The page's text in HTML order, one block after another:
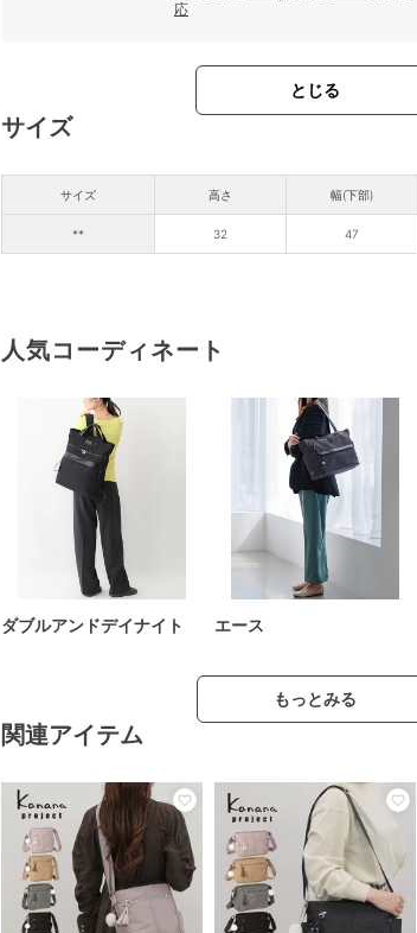
応
とじる
サイズ
サイズ
**
高さ 幅(下部)
32 47
人気コーディネート
ダブルアンドデイナイト エース
もっとみる
関連アイテム